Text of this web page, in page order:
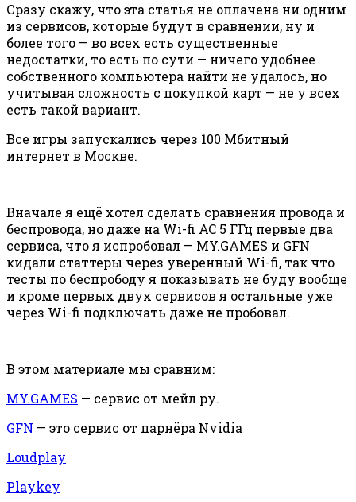
Сразу скажу, что эта статья не оплачена ни одним
из сервисов, которые будут в сравнении, ну и
более того — во всех есть существенные
недостатки, то есть по сути — ничего удобнее
собственного компьютера найти не удалось, но
учитывая сложность с покупкой карт — не у всех
есть такой вариант.
Все игры запускались через 100 Мбитный
интернет в Москве.
Вначале я ещё хотел сделать сравнения провода и
беспровода, но даже на Wi-fi AC 5 ГГц первые два
сервиса, что я испробовал — MY.GAMES и GFN
кидали статтеры через уверенный Wi-fi, так что
тесты по беспрободу я показывать не буду вообще
и кроме первых двух сервисов я остальные уже
через Wi-fi подключать даже не пробовал.
В этом материале мы сравним:
MY.GAMES — сервис от мейл ру.
GFN — это сервис от парнёра Nvidia
Loudplay
Playkey